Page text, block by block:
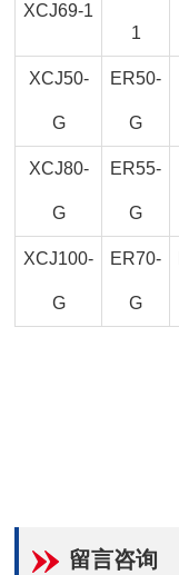
XCJ69-1
1
XCJ50-
G
ER50-
G
XCJ80-
G
ER55-
G
XCJ100-
G
ER70-
G
留言咨询